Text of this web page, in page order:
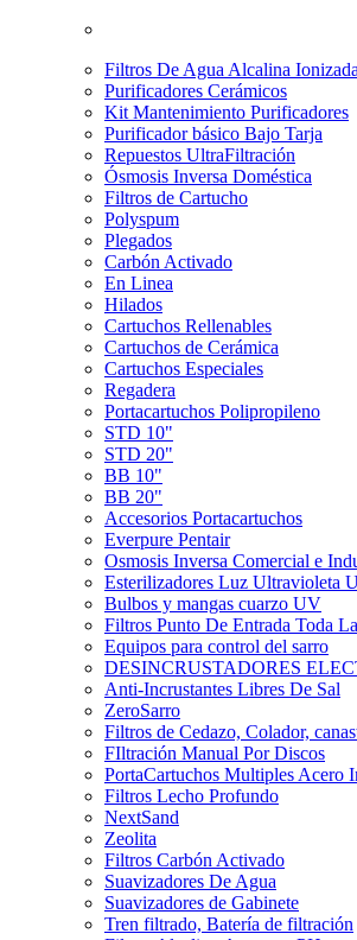
Filtros De Agua Alcalina Ionizada
Purificadores Cerámicos
Kit Mantenimiento Purificadores
Purificador básico Bajo Tarja
Repuestos UltraFiltración
Ósmosis Inversa Doméstica
Filtros de Cartucho
Polyspum
Plegados
Carbón Activado
En Linea
Hilados
Cartuchos Rellenables
Cartuchos de Cerámica
Cartuchos Especiales
Regadera
Portacartuchos Polipropileno
STD 10"
STD 20"
BB 10"
BB 20"
Accesorios Portacartuchos
Everpure Pentair
Osmosis Inversa Comercial e
Esterilizadores Luz Ultravioleta
Bulbos y mangas cuarzo UV
Filtros Punto De Entrada Toda
Equipos para control del sarro
DESINCRUSTADORES
Anti-Incrustantes Libres De Sal
ZeroSarro
Filtros de Cedazo, Colador,
FIltración Manual Por Discos
PortaCartuchos Multiples Acero
Filtros Lecho Profundo
NextSand
Zeolita
Filtros Carbón Activado
Suavizadores De Agua
Suavizadores de Gabinete
Tren filtrado, Batería de filtración